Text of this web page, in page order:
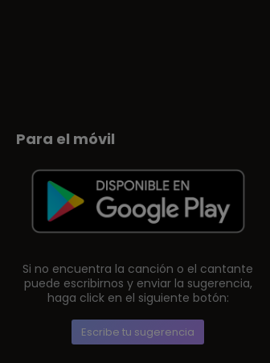
Para el móvil
Si no encuentra la canción o el cantante
puede escribirnos y enviar la sugerencia,
haga click en el siguiente botón:
Escribe tu sugerencia